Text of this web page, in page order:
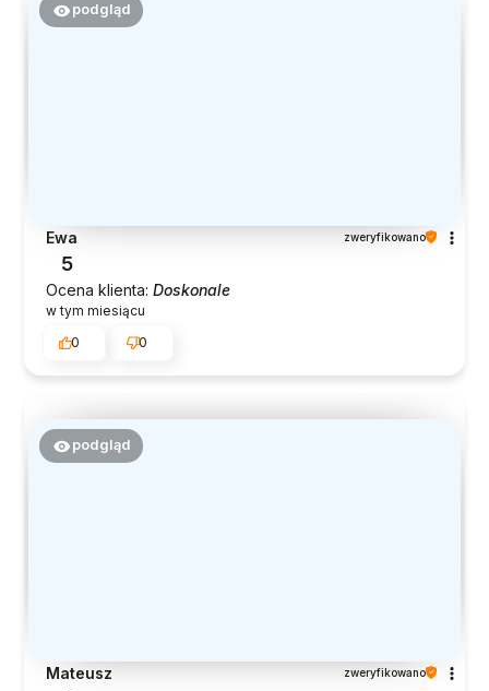
podgląd
Ewa zweryfikowano
5
Ocena klienta: Doskonale
w tym miesiącu
0
0
podgląd
Mateusz zweryfikowano